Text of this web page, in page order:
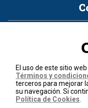
©
Todos
El uso de este sitio
Términos y
terceros para mejorar
su navegación. Si
Política de Cookies